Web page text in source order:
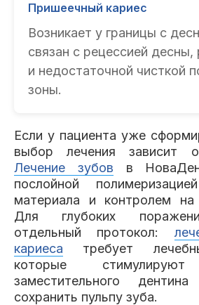
Пришеечный кариес
Возникает у границы с
связан с рецессией
и недостаточной чисткой
зоны.
Если у пациента уже
выбор лечения зависит
Лечение зубов в
послойной
материала и контролем
Для глубоких
отдельный протокол:
кариеса требует
которые стимулируют
заместительного
сохранить пульпу зуба.